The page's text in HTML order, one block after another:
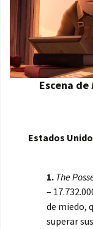
Escena de
Estados
1. The
–
de miedo,
superar